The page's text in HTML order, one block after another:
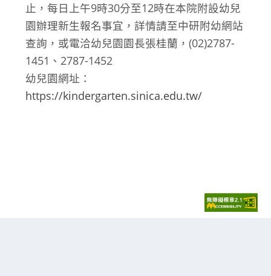
止，每日上午9時30分至12時在本院附設幼兒
園辦理新生報名事宜，詳情請至中研附幼網站
查詢，或電洽幼兒園園長張桂蘭，(02)2787-
1451、2787-1452
幼兒園網址：
https://kindergarten.sinica.edu.tw/